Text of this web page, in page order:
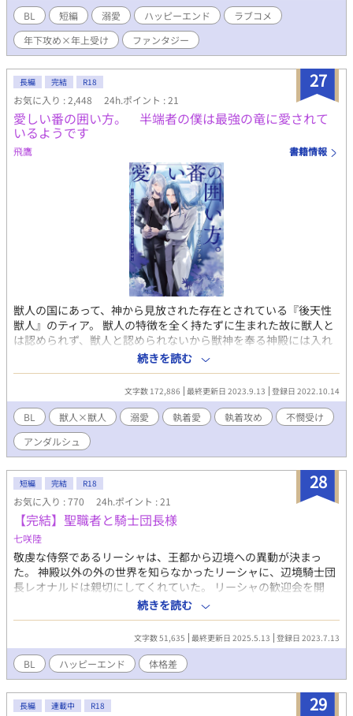
ンライトノベルズにも投稿しています いいね、お気に入り、あり
がとうございます！
BL 短編 溺愛 ハッピーエンド
ラブコメ
年下攻め×年上受け
ファンタジー
27
長編 完結 R18
お気に入り : 2,448 24h.ポイント : 21
愛しい番の囲い方。 半端者の僕は最強の竜に愛されて
いるようです
飛鷹 書籍情報
獣人の国にあって、神から見放された存在とされている『後天性
獣人』のティア。 獣人の特徴を全く持たずに生まれた故に獣人と
は認められず、獣人と認められないから獣神を奉る神殿には入れ
ない。神殿に入れないから婚姻も結べない『半端者』のティアだ
が、孤児院で共に過ごした幼馴染のアデルに大切に守られて成長
していった。 しかし長く共にあったアデルは、『半端者』のティ
アではなく、別の人を伴侶に選んでしまう。 傷付きながらも「当
然の結果」と全てを受け入れ、アデルと別れて獣人の国から出て
いく事にしたティア。 蔑まれ冷遇される環境で生きるしかなかっ
たティアが、番いと出会い獣人の姿を取り戻し幸せになるお話で
す。
続きを読む
文字数 172,886 最終更新日 2023.9.13 登録日 2022.10.14
BL 獣人×獣人 溺愛 執着愛 執着攻め
不憫受け
アンダルシュ
28
短編 完結 R18
お気に入り : 770 24h.ポイント : 21
【完結】聖職者と騎士団長様
七咲陸
敬虔な侍祭であるリーシャは、王都から辺境への異動が決まっ
た。 神殿以外の外の世界を知らなかったリーシャに、辺境騎士団
長レオナルドは親切にしてくれていた。 リーシャの歓迎会を開
く、というのでレオナルドに酒を勧められ飲んだら、次の日、リ
ーシャは裸でレオナルドとともにベッドに居た。困惑するリーシ
ャにレオナルドは『抱いてくれと頼まれたから抱いた。責任を取
る』と言われ、そこからレオナルドとの微妙な関係が始まってゆ
く。 □予告なくR-１８入ります ■全１７話
続きを読む
文字数 51,635 最終更新日 2025.5.13 登録日 2023.7.13
BL ハッピーエンド 体格差
29
長編 連載中 R18